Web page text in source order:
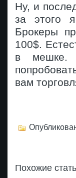
Ну, и
за этого
Брокеры
100$.
в мешке.
вам
Похожие